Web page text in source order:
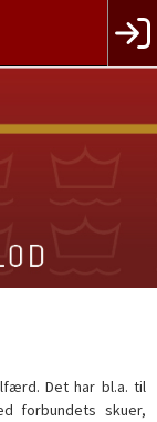
Det har bl.a. til
forbundets skuer,